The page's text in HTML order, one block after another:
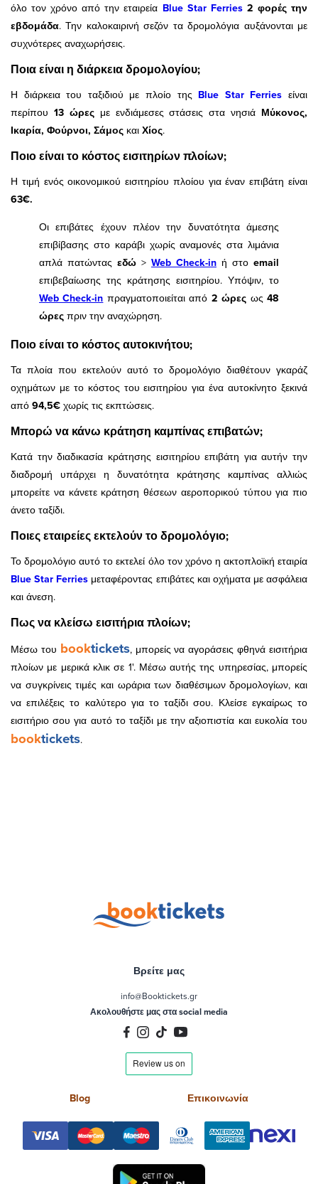
όλο τον χρόνο από την εταιρεία Blue Star Ferries2 φορές την
εβδομάδα. Την καλοκαιρινή σεζόν τα δρομολόγια αυξάνονται με
συχνότερες αναχωρήσεις.
Ποια είναι η διάρκεια δρομολογίου;
Η διάρκεια του ταξιδιού με πλοίο της Blue Star Ferries είναι
περίπου 13 ώρεςμε ενδιάμεσες στάσεις στα νησιά Μύκονος,
Ικαρία, Φούρνοι, Σάμος και Χίος.
Ποιο είναι το κόστος εισιτηρίων πλοίων;
Η τιμή ενός οικονομικού εισιτηρίου πλοίου για έναν επιβάτη είναι
63€.
Οι επιβάτες έχουν πλέον την δυνατότητα άμεσης
επιβίβασης στο καράβι χωρίς αναμονές στα λιμάνια
απλά πατώντας εδώ > Web Check-in ή στο email
επιβεβαίωσης της κράτησης εισιτηρίου. Υπόψιν, το
Web Check-in πραγματοποιείται από 2 ώρες ως48
ώρες πριν την αναχώρηση.
Ποιο είναι το κόστος αυτοκινήτου;
Τα πλοία που εκτελούν αυτό το δρομολόγιο διαθέτουν γκαράζ
οχημάτων με το κόστος του εισιτηρίου για ένα αυτοκίνητο ξεκινά
από 94,5€ χωρίς τις εκπτώσεις.
Μπορώ να κάνω κράτηση καμπίνας επιβατών;
Κατά την διαδικασία κράτησης εισιτηρίου επιβάτη για αυτήν την
διαδρομή υπάρχει η δυνατότητα κράτησης καμπίνας αλλιώς
μπορείτε να κάνετε κράτηση θέσεων αεροπορικού τύπου για πιο
άνετο ταξίδι.
Ποιες εταιρείες εκτελούν το δρομολόγιο;
Το δρομολόγιο αυτό το εκτελεί όλο τον χρόνο η ακτοπλοϊκή εταιρία
Blue Star Ferries μεταφέροντας επιβάτες και οχήματα με ασφάλεια
και άνεση.
Πως να κλείσω εισιτήρια πλοίων;
Μέσω του booktickets, μπορείς να αγοράσεις φθηνά εισιτήρια
πλοίων με μερικά κλικ σε 1'. Μέσω αυτής της υπηρεσίας, μπορείς
να συγκρίνεις τιμές και ωράρια των διαθέσιμων δρομολογίων, και
να επιλέξεις το καλύτερο για το ταξίδι σου. Κλείσε εγκαίρως το
εισιτήριο σου για αυτό το ταξίδι με την αξιοπιστία και ευκολία του
booktickets.
Βρείτε μας
info@Booktickets.gr
Ακολουθήστε μας στα social media
Blog Επικοινωνία